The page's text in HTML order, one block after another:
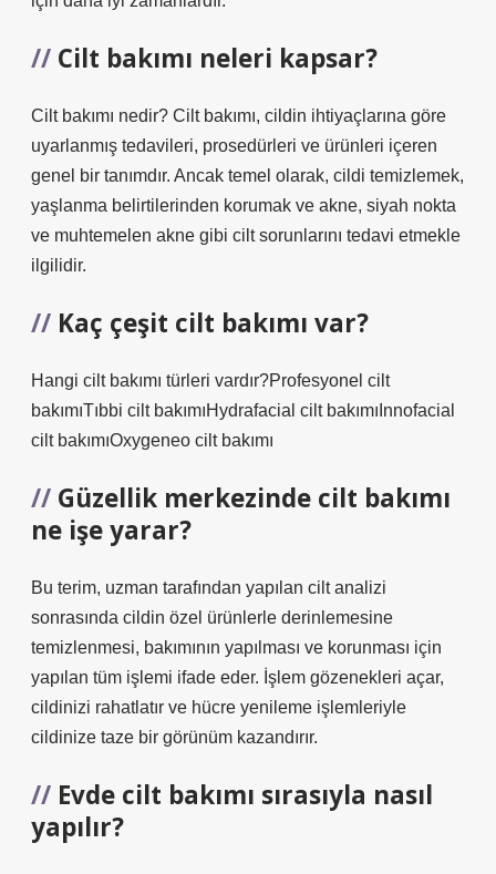
Cilt bakımı neleri kapsar?
Cilt bakımı nedir? Cilt bakımı, cildin ihtiyaçlarına göre
uyarlanmış tedavileri, prosedürleri ve ürünleri içeren
genel bir tanımdır. Ancak temel olarak, cildi temizlemek,
yaşlanma belirtilerinden korumak ve akne, siyah nokta
ve muhtemelen akne gibi cilt sorunlarını tedavi etmekle
ilgilidir.
Kaç çeşit cilt bakımı var?
Hangi cilt bakımı türleri vardır?Profesyonel cilt
bakımıTıbbi cilt bakımıHydrafacial cilt bakımıInnofacial
cilt bakımıOxygeneo cilt bakımı
Güzellik merkezinde cilt bakımı
ne işe yarar?
Bu terim, uzman tarafından yapılan cilt analizi
sonrasında cildin özel ürünlerle derinlemesine
temizlenmesi, bakımının yapılması ve korunması için
yapılan tüm işlemi ifade eder. İşlem gözenekleri açar,
cildinizi rahatlatır ve hücre yenileme işlemleriyle
cildinize taze bir görünüm kazandırır.
Evde cilt bakımı sırasıyla nasıl
yapılır?